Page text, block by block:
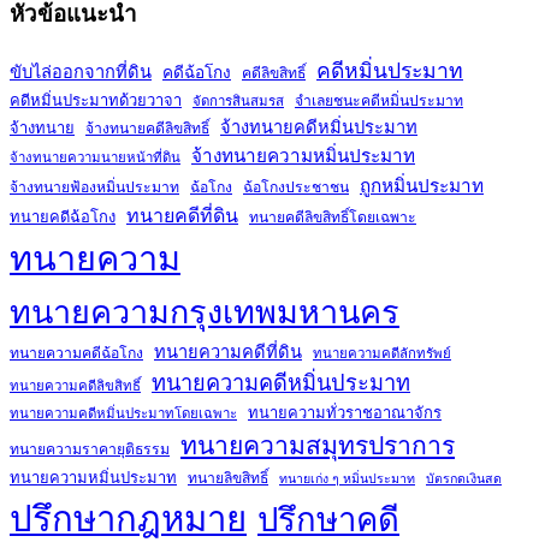
หัวข้อแนะนำ
ขับไล่ออกจากที่ดิน คดีฉ้อโกง คดีลิขสิทธิ์ คดีหมิ่นประมาท
คดีหมิ่นประมาทด้วยวาจา จัดการสินสมรส จำเลยชนะคดีหมิ่นประมาท
จ้างทนาย จ้างทนายคดีลิขสิทธิ์ จ้างทนายคดีหมิ่นประมาท
จ้างทนายความนายหน้าที่ดิน จ้างทนายความหมิ่นประมาท
จ้างทนายฟ้องหมิ่นประมาท ฉ้อโกง ฉ้อโกงประชาชน ถูกหมิ่นประมาท
ทนายคดีฉ้อโกง ทนายคดีที่ดิน ทนายคดีลิขสิทธิ์โดยเฉพาะ
ทนายความ
ทนายความกรุงเทพมหานคร
ทนายความคดีฉ้อโกง ทนายความคดีที่ดิน ทนายความคดีลักทรัพย์
ทนายความคดีลิขสิทธิ์ ทนายความคดีหมิ่นประมาท
ทนายความคดีหมิ่นประมาทโดยเฉพาะ ทนายความทั่วราชอาณาจักร
ทนายความราคายุติธรรม ทนายความสมุทรปราการ
ทนายความหมิ่นประมาท ทนายลิขสิทธิ์ ทนายเก่ง ๆ หมิ่นประมาท บัตรกดเงินสด
ปรึกษากฎหมาย ปรึกษาคดี